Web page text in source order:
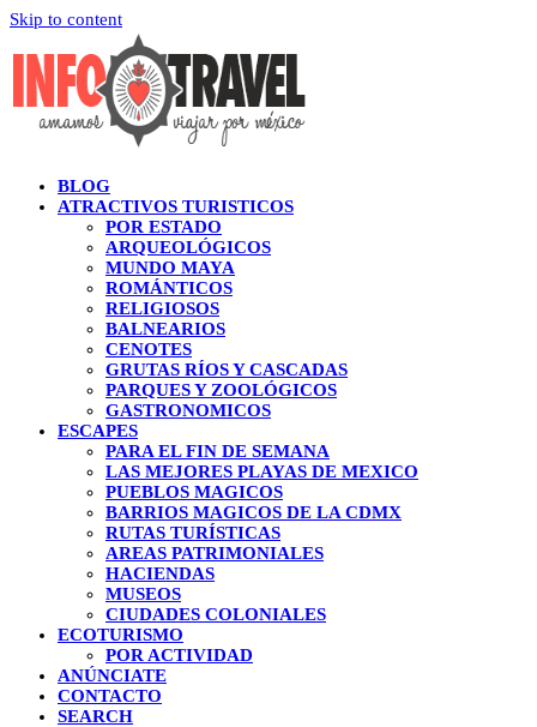
Skip to content
BLOG
ATRACTIVOS TURISTICOS
POR ESTADO
ARQUEOLÓGICOS
MUNDO MAYA
ROMÁNTICOS
RELIGIOSOS
BALNEARIOS
CENOTES
GRUTAS RÍOS Y CASCADAS
PARQUES Y ZOOLÓGICOS
GASTRONOMICOS
ESCAPES
PARA EL FIN DE SEMANA
LAS MEJORES PLAYAS DE MEXICO
PUEBLOS MAGICOS
BARRIOS MAGICOS DE LA CDMX
RUTAS TURÍSTICAS
AREAS PATRIMONIALES
HACIENDAS
MUSEOS
CIUDADES COLONIALES
ECOTURISMO
POR ACTIVIDAD
ANÚNCIATE
CONTACTO
SEARCH